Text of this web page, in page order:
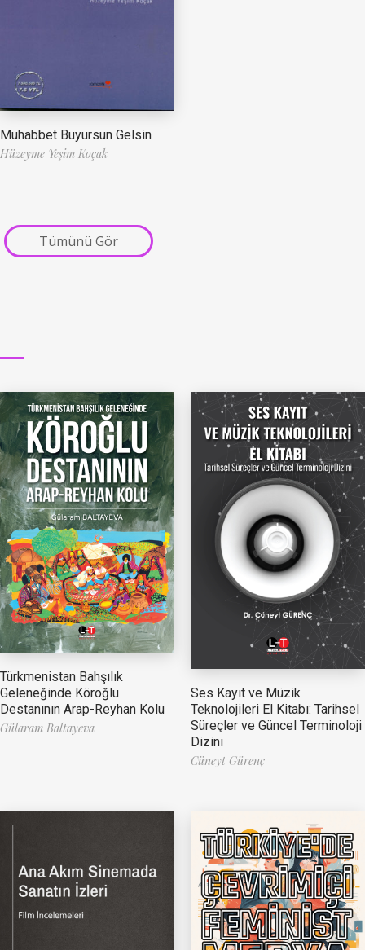
Muhabbet Buyursun Gelsin
Hüzeyme Yeşim Koçak
Tümünü Gör
Türkmenistan Bahşılık
Geleneğinde Köroğlu
Destanının Arap-Reyhan Kolu
Gülaram Baltayeva
Ses Kayıt ve Müzik
Teknolojileri El Kitabı: Tarihsel
Süreçler ve Güncel Terminoloji
Dizini
Cüneyt Gürenç